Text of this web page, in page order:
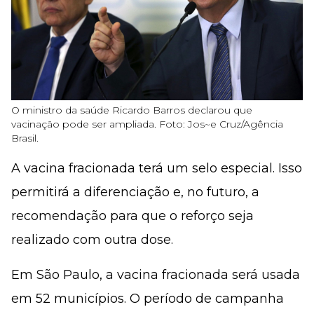
O ministro da saúde Ricardo Barros declarou que
vacinação pode ser ampliada. Foto: Jos~e Cruz/Agência
Brasil.
A vacina fracionada terá um selo especial. Isso
permitirá a diferenciação e, no futuro, a
recomendação para que o reforço seja
realizado com outra dose.
Em São Paulo, a vacina fracionada será usada
em 52 municípios. O período de campanha